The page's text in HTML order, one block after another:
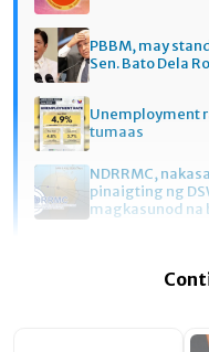
PBBM, may
Sen. Bato Dela
Unemployment
tumaas
NDRRMC,
pinaigting ng
magkasunod na